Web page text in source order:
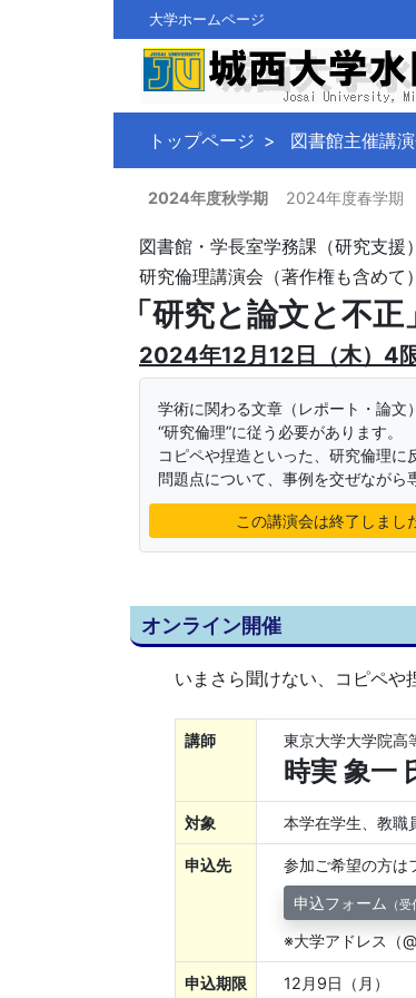
大学ホームページ
トップページ 図書館主催講
2024年度秋学期 2024年度春学期
図書館・学長室学務課（研究支援
研究倫理講演会（著作権も含めて）
「研究と論文と不正
2024年12月12日（木）4
学術に関わる文章（レポート・論文
“研究倫理”に従う必要があります。
コピペや捏造といった、研究倫理に
問題点について、事例を交ぜながら
この講演会は終了しまし
オンライン開催
いまさら聞けない、コピペや
講師 東京大学大学院高
時実 象一
対象 本学在学生、教職
申込先
参加ご希望の方は
申込フォーム
（
※大学アドレス（
申込期限 12月9日（月）